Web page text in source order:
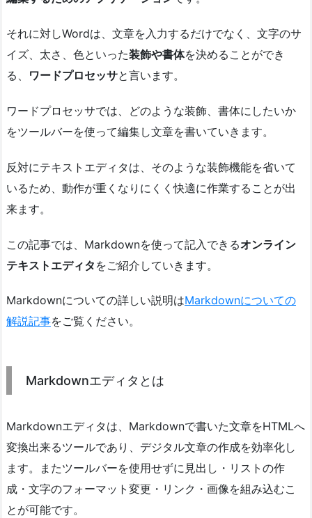
それに対しWordは、文章を入力するだけでなく、文字のサ
イズ、太さ、色といった装飾や書体を決めることができ
る、 ワードプロセッサと言います。
ワードプロセッサでは、どのような装飾、書体にしたいか
をツールバーを使って編集し文章を書いていきます。
反対にテキストエディタは、そのような装飾機能を省いて
いるため、動作が重くなりにくく快適に作業することが出
来ます。
この記事では、Markdownを使って記入できるオンライン
テキストエディタ をご紹介していきます。
Markdownについての詳しい説明はMarkdownについての
解説記事をご覧ください。
Markdownエディタとは
Markdownエディタは、Markdownで書いた文章をHTMLへ
変換出来るツールであり、デジタル文章の作成を効率化し
ます。またツールバーを使用せずに見出し・リストの作
成・文字のフォーマット変更・リンク・画像を組み込むこ
とが可能です。